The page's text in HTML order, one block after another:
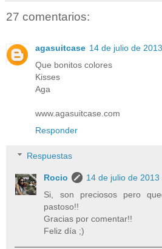
27 comentarios:
agasuitcase 14 de julio de
Que bonitos colores
Kisses
Aga
www.agasuitcase.com
Responder
Respuestas
Rocio
14 de julio de 2013
Si, son preciosos pero
pastoso!!
Gracias por comentar!!
Feliz día ;)